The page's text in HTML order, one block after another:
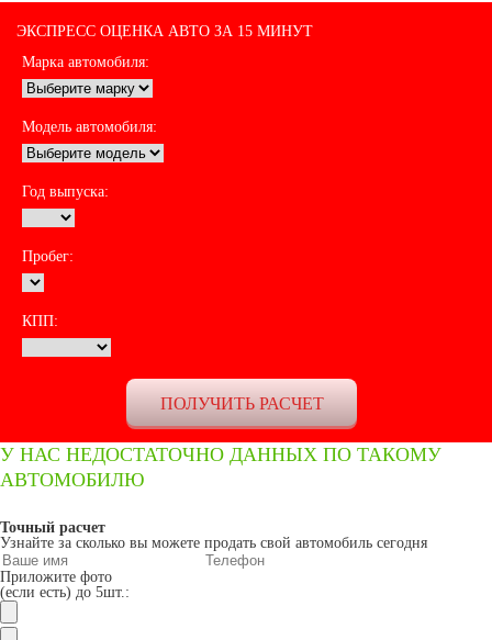
ЭКСПРЕСС ОЦЕНКА АВТО ЗА 15 МИНУТ
Марка автомобиля:
Модель автомобиля:
Год выпуска:
Пробег:
КПП:
У НАС НЕДОСТАТОЧНО ДАННЫХ ПО ТАКОМУ
АВТОМОБИЛЮ
Точный расчет
Узнайте за сколько вы можете продать свой автомобиль сегодня
Приложите фото
(если есть) до 5шт.: